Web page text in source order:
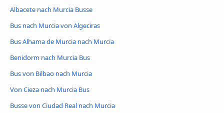
Albacete nach Murcia Busse
Bus nach Murcia von Algeciras
Bus Alhama de Murcia nach Murcia
Benidorm nach Murcia Bus
Bus von Bilbao nach Murcia
Von Cieza nach Murcia Bus
Busse von Ciudad Real nach Murcia